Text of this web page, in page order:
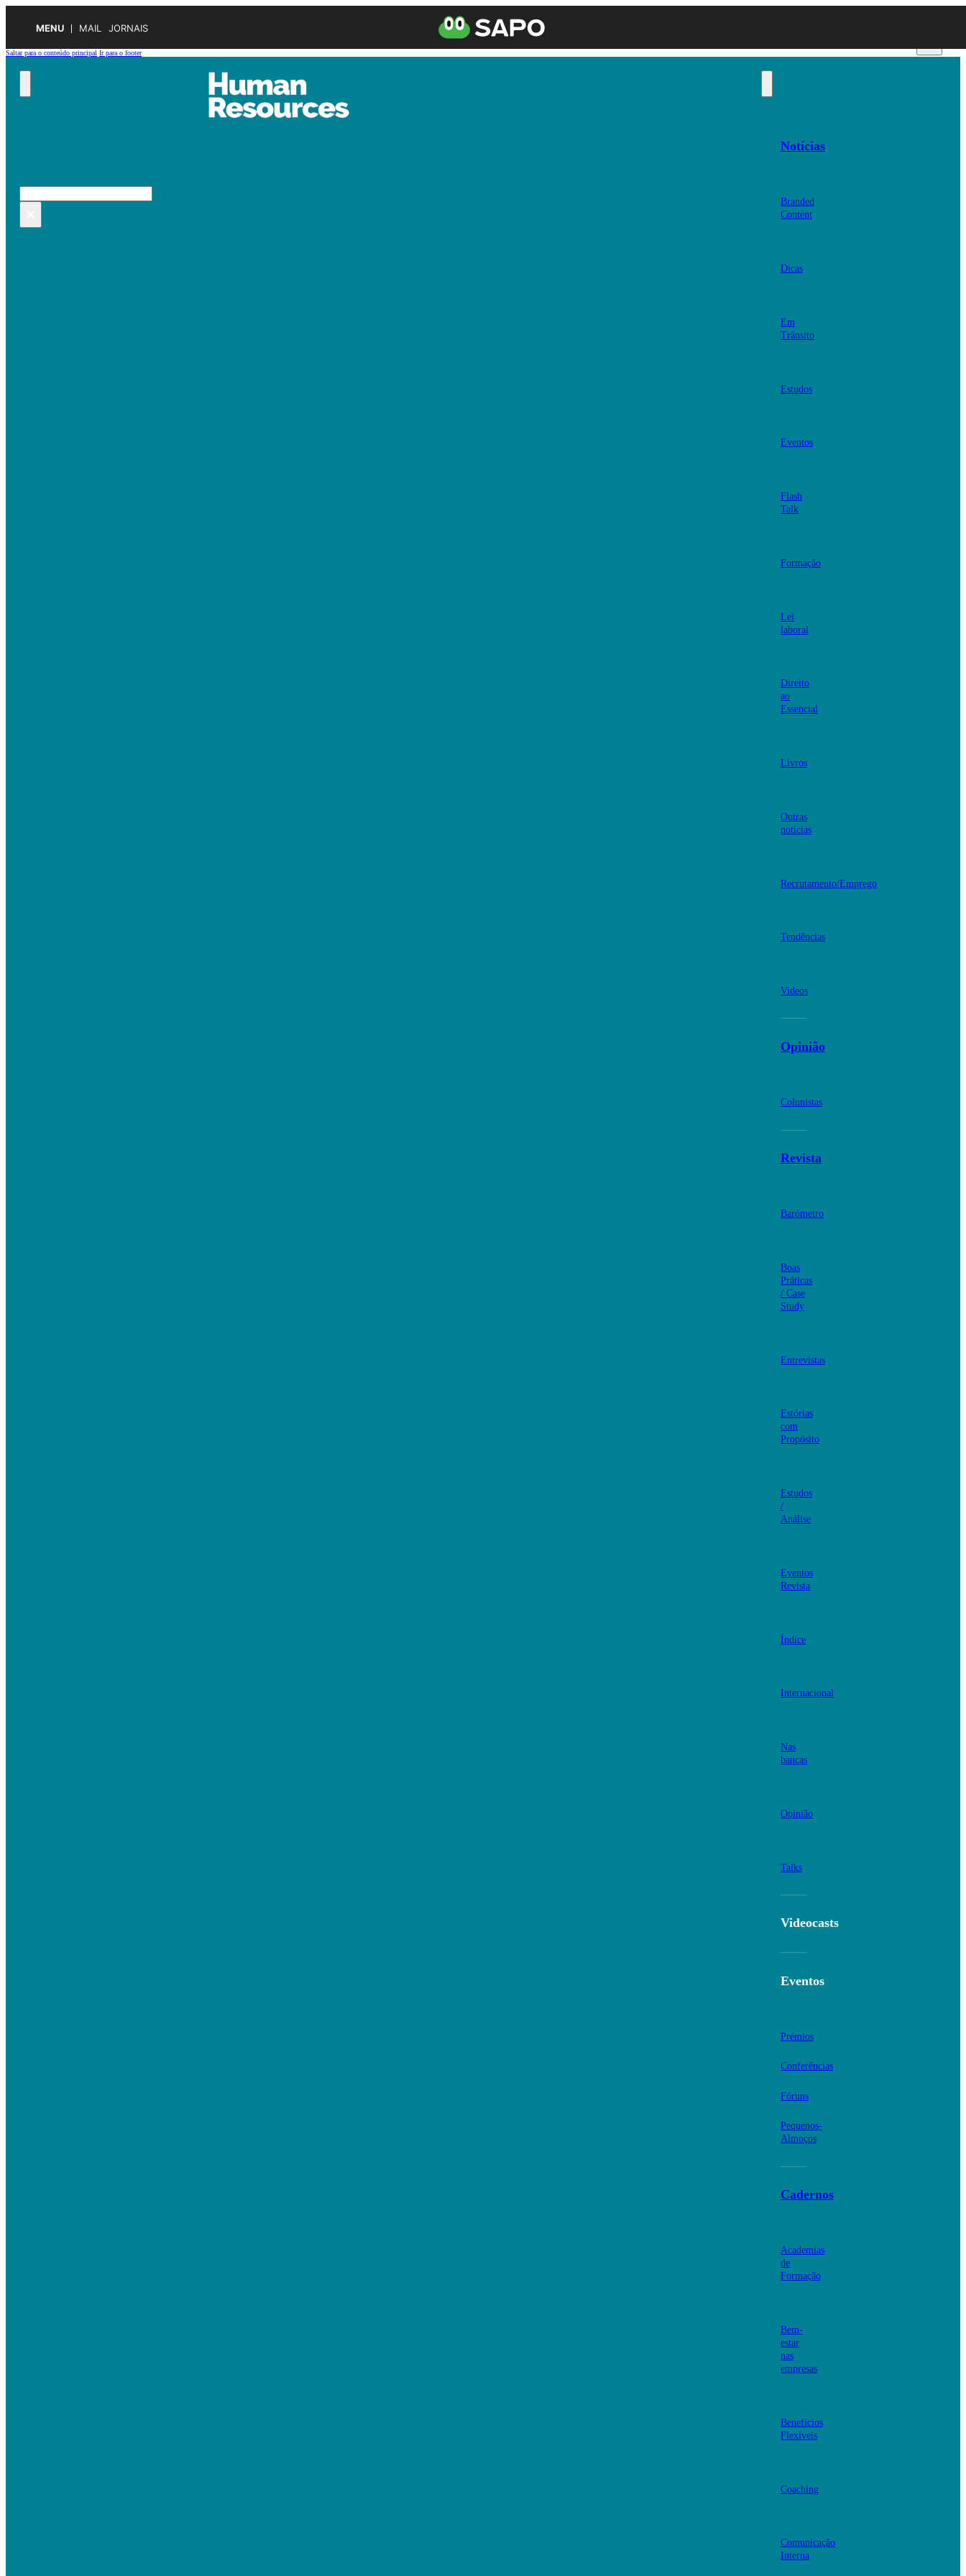
MENU MAIL JORNAIS
Saltar para o conteúdo principal Ir para o footer
Pesquisar
Notícias
Branded
Content
Dicas
Em
Trânsito
Estudos
Eventos
Flash
Talk
Formação
Lei
laboral
Direito
ao
Essencial
Livros
Outras
notícias
Recrutamento/Emprego
Tendências
Videos
Opinião
Colunistas
Revista
Barómetro
Boas
Práticas
/ Case
Study
Entrevistas
Estórias
com
Propósito
Estudos
/
Análise
Eventos
Revista
Índice
Internacional
Nas
bancas
Opinião
Talks
Videocasts
Eventos
Prémios
Conferências
Fóruns
Pequenos-
Almoços
Cadernos
Academias
de
Formação
Bem-
estar
nas
empresas
Benefícios
Flexíveis
Coaching
Comunicação
Interna